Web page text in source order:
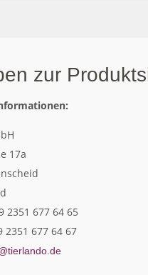
zur
17a
2351 677 64 65
2351 677 64 67